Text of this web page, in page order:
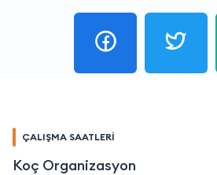
ÇALIŞMA SAATLERİ
Koç Organizasyon